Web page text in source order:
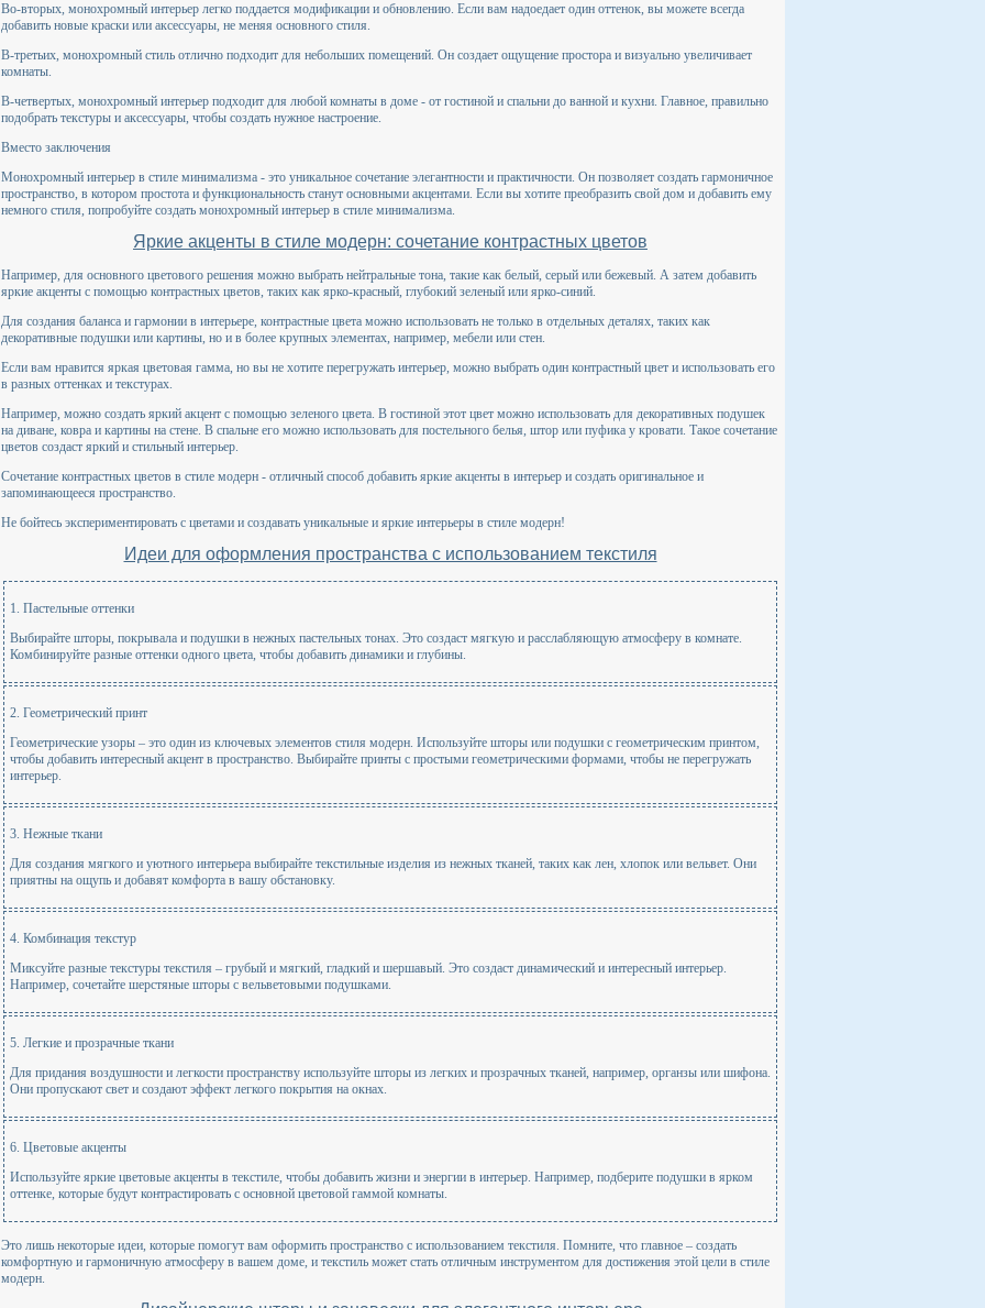
Во-вторых, монохромный интерьер легко поддается модификации и обновлению. Если вам надоедает один оттенок, вы можете всегда
добавить новые краски или аксессуары, не меняя основного стиля.
В-третьих, монохромный стиль отлично подходит для небольших помещений. Он создает ощущение простора и визуально увеличивает
комнаты.
В-четвертых, монохромный интерьер подходит для любой комнаты в доме - от гостиной и спальни до ванной и кухни. Главное, правильно
подобрать текстуры и аксессуары, чтобы создать нужное настроение.
Вместо заключения
Монохромный интерьер в стиле минимализма - это уникальное сочетание элегантности и практичности. Он позволяет создать гармоничное
пространство, в котором простота и функциональность станут основными акцентами. Если вы хотите преобразить свой дом и добавить ему
немного стиля, попробуйте создать монохромный интерьер в стиле минимализма.
Яркие акценты в стиле модерн: сочетание контрастных цветов
Например, для основного цветового решения можно выбрать нейтральные тона, такие как белый, серый или бежевый. А затем добавить
яркие акценты с помощью контрастных цветов, таких как ярко-красный, глубокий зеленый или ярко-синий.
Для создания баланса и гармонии в интерьере, контрастные цвета можно использовать не только в отдельных деталях, таких как
декоративные подушки или картины, но и в более крупных элементах, например, мебели или стен.
Если вам нравится яркая цветовая гамма, но вы не хотите перегружать интерьер, можно выбрать один контрастный цвет и использовать его
в разных оттенках и текстурах.
Например, можно создать яркий акцент с помощью зеленого цвета. В гостиной этот цвет можно использовать для декоративных подушек
на диване, ковра и картины на стене. В спальне его можно использовать для постельного белья, штор или пуфика у кровати. Такое сочетание
цветов создаст яркий и стильный интерьер.
Сочетание контрастных цветов в стиле модерн - отличный способ добавить яркие акценты в интерьер и создать оригинальное и
запоминающееся пространство.
Не бойтесь экспериментировать с цветами и создавать уникальные и яркие интерьеры в стиле модерн!
Идеи для оформления пространства с использованием текстиля
1. Пастельные оттенки
Выбирайте шторы, покрывала и подушки в нежных пастельных тонах. Это создаст мягкую и расслабляющую атмосферу в комнате.
Комбинируйте разные оттенки одного цвета, чтобы добавить динамики и глубины.
2. Геометрический принт
Геометрические узоры – это один из ключевых элементов стиля модерн. Используйте шторы или подушки с геометрическим принтом,
чтобы добавить интересный акцент в пространство. Выбирайте принты с простыми геометрическими формами, чтобы не перегружать
интерьер.
3. Нежные ткани
Для создания мягкого и уютного интерьера выбирайте текстильные изделия из нежных тканей, таких как лен, хлопок или вельвет. Они
приятны на ощупь и добавят комфорта в вашу обстановку.
4. Комбинация текстур
Миксуйте разные текстуры текстиля – грубый и мягкий, гладкий и шершавый. Это создаст динамический и интересный интерьер.
Например, сочетайте шерстяные шторы с вельветовыми подушками.
5. Легкие и прозрачные ткани
Для придания воздушности и легкости пространству используйте шторы из легких и прозрачных тканей, например, органзы или шифона.
Они пропускают свет и создают эффект легкого покрытия на окнах.
6. Цветовые акценты
Используйте яркие цветовые акценты в текстиле, чтобы добавить жизни и энергии в интерьер. Например, подберите подушки в ярком
оттенке, которые будут контрастировать с основной цветовой гаммой комнаты.
Это лишь некоторые идеи, которые помогут вам оформить пространство с использованием текстиля. Помните, что главное – создать
комфортную и гармоничную атмосферу в вашем доме, и текстиль может стать отличным инструментом для достижения этой цели в стиле
модерн.